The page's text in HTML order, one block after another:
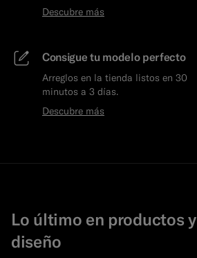
Descubre más
Consigue tu modelo perfecto
Arreglos en la tienda listos en 30
minutos a 3 días.
Descubre más
Lo último en productos y
diseño